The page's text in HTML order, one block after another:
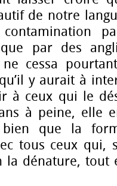
de notre
par des
cessa
y aurait à
à ceux qui le
à peine, elle
bien que la
tous ceux qui,
la dénature, tout